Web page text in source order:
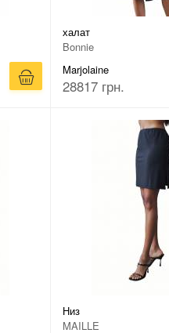
халат
Bonnie
Marjolaine
28817 грн.
Низ
MAILLE